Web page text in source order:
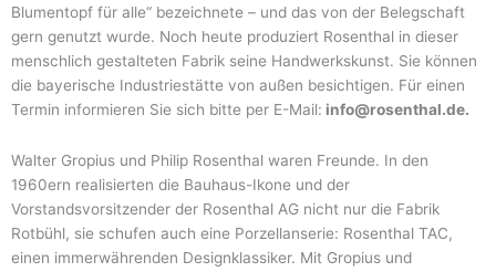
Blumentopf für alle“ bezeichnete – und das von der Belegschaft
gern genutzt wurde. Noch heute produziert Rosenthal in dieser
menschlich gestalteten Fabrik seine Handwerkskunst. Sie können
die bayerische Industriestätte von außen besichtigen. Für einen
Termin informieren Sie sich bitte per E-Mail: info@rosenthal.de.
Walter Gropius und Philip Rosenthal waren Freunde. In den
1960ern realisierten die Bauhaus-Ikone und der
Vorstandsvorsitzender der Rosenthal AG nicht nur die Fabrik
Rotbühl, sie schufen auch eine Porzellanserie: Rosenthal TAC,
einen immerwährenden Designklassiker. Mit Gropius und